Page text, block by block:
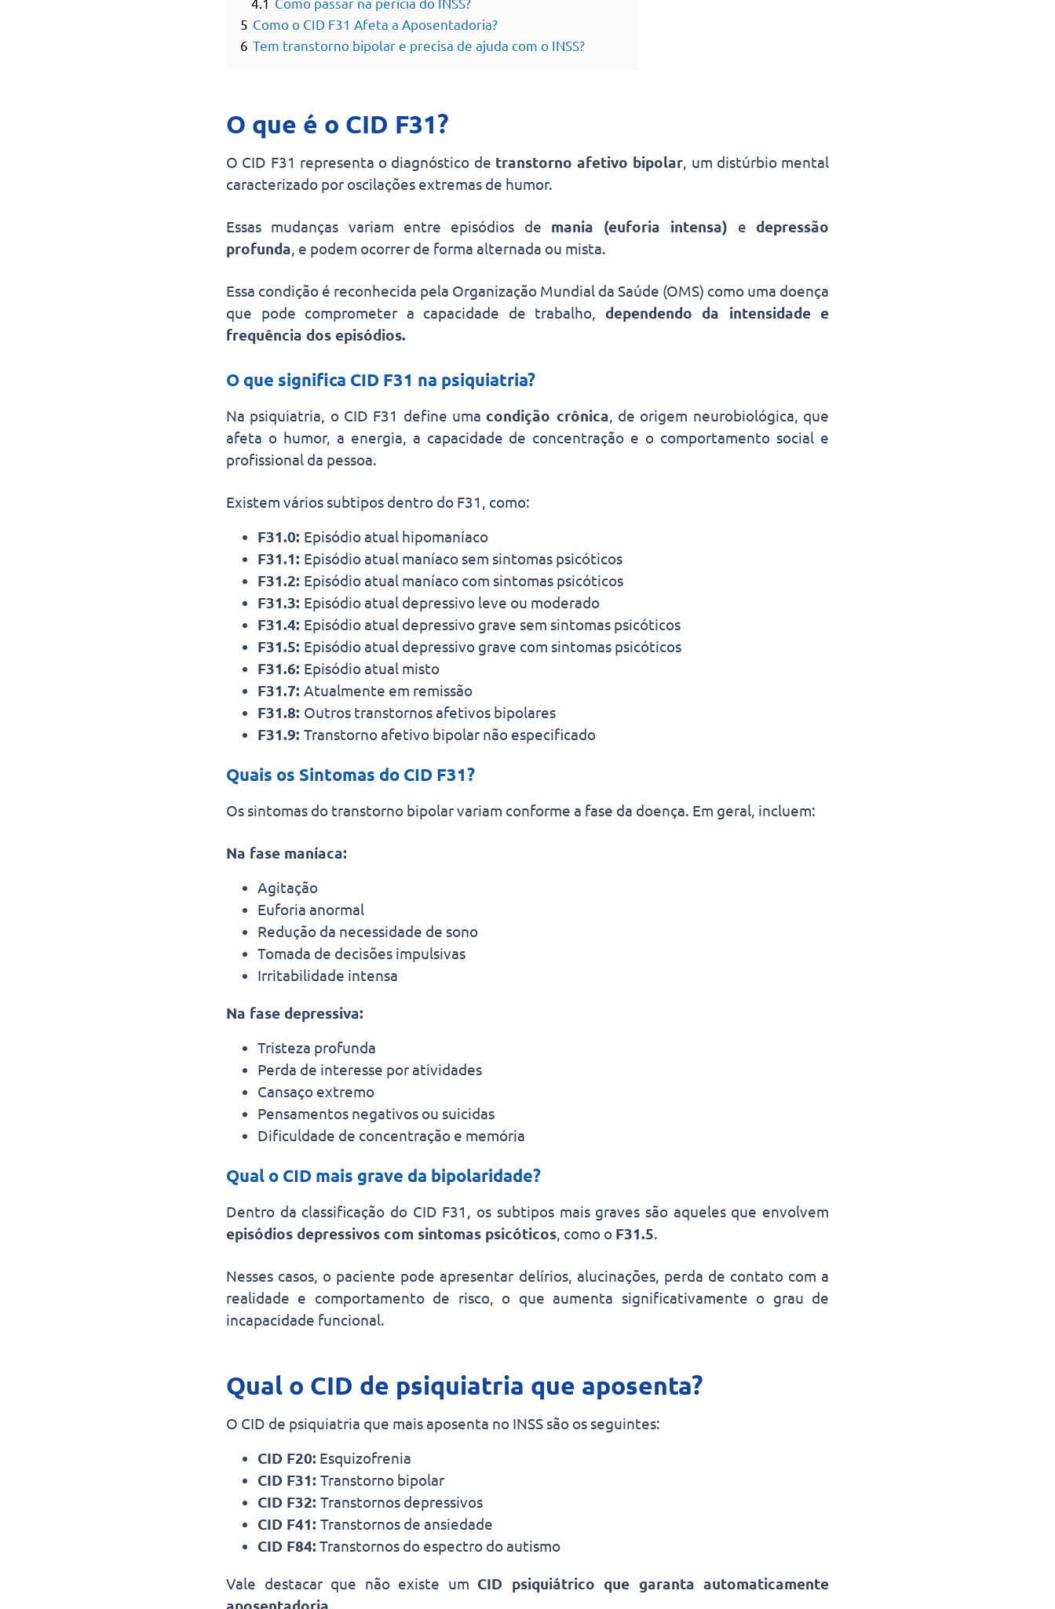
4.1 Como passar na perícia do INSS?
5 Como o CID F31 Afeta a Aposentadoria?
6 Tem transtorno bipolar e precisa de ajuda com o INSS?
O que é o CID F31?
O CID F31 representa o diagnóstico de transtorno afetivo bipolar, um distúrbio mental
caracterizado por oscilações extremas de humor.
Essas mudanças variam entre episódios de mania (euforia intensa) e depressão
profunda, e podem ocorrer de forma alternada ou mista.
Essa condição é reconhecida pela Organização Mundial da Saúde (OMS) como uma doença
que pode comprometer a capacidade de trabalho, dependendo da intensidade e
frequência dos episódios.
O que significa CID F31 na psiquiatria?
Na psiquiatria, o CID F31 define uma condição crônica, de origem neurobiológica, que
afeta o humor, a energia, a capacidade de concentração e o comportamento social e
profissional da pessoa.
Existem vários subtipos dentro do F31, como:
F31.0: Episódio atual hipomaníaco
F31.1: Episódio atual maníaco sem sintomas psicóticos
F31.2: Episódio atual maníaco com sintomas psicóticos
F31.3: Episódio atual depressivo leve ou moderado
F31.4: Episódio atual depressivo grave sem sintomas psicóticos
F31.5: Episódio atual depressivo grave com sintomas psicóticos
F31.6: Episódio atual misto
F31.7: Atualmente em remissão
F31.8: Outros transtornos afetivos bipolares
F31.9: Transtorno afetivo bipolar não especificado
Quais os Sintomas do CID F31?
Os sintomas do transtorno bipolar variam conforme a fase da doença. Em geral, incluem:
Na fase maníaca:
Agitação
Euforia anormal
Redução da necessidade de sono
Tomada de decisões impulsivas
Irritabilidade intensa
Na fase depressiva:
Tristeza profunda
Perda de interesse por atividades
Cansaço extremo
Pensamentos negativos ou suicidas
Dificuldade de concentração e memória
Qual o CID mais grave da bipolaridade?
Dentro da classificação do CID F31, os subtipos mais graves são aqueles que envolvem
episódios depressivos com sintomas psicóticos, como o F31.5.
Nesses casos, o paciente pode apresentar delírios, alucinações, perda de contato com a
realidade e comportamento de risco, o que aumenta significativamente o grau de
incapacidade funcional.
Qual o CID de psiquiatria que aposenta?
O CID de psiquiatria que mais aposenta no INSS são os seguintes:
CID F20: Esquizofrenia
CID F31: Transtorno bipolar
CID F32: Transtornos depressivos
CID F41: Transtornos de ansiedade
CID F84: Transtornos do espectro do autismo
Vale destacar que não existe um CID psiquiátrico que garanta automaticamente